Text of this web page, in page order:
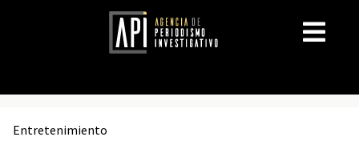
Entretenimiento